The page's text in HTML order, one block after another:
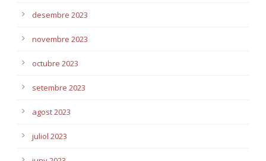
desembre 2023
novembre 2023
octubre 2023
setembre 2023
agost 2023
juliol 2023